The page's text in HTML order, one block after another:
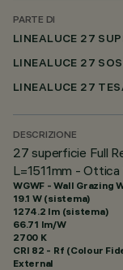
PARTE DI
LINEALUCE 27
LINEALUCE 27
LINEALUCE 27
DESCRIZIONE
27 superficie Full
L=1511mm - Ottica
WGWF - Wall Grazing
19.1 W (sistema)
1274.2 lm (sistema)
66.71 lm/W
2700 K
CRI 82 - Rf (Colour
External